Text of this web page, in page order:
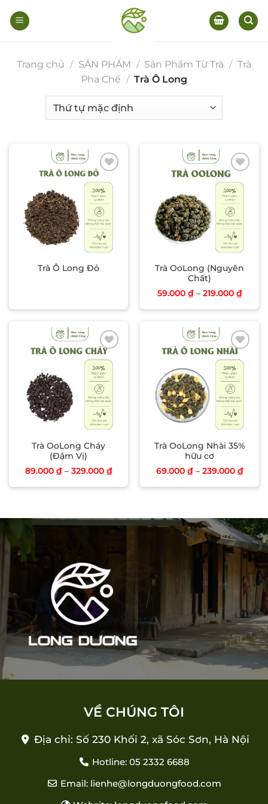
qua
Trang chủ / SẢN PHẨM / Sản Phẩm Từ Trà / Trà
Pha Chế / Trà Ô Long
Add to wishlist
Trà Ô Long Đỏ
Add to wishlist
Trà OoLong (Nguyên
Chất)
59.000 ₫– 219.000 ₫
Add to wishlist
Trà OoLong Cháy
(Đậm Vị)
89.000 ₫– 329.000 ₫
Add to wishlist
Trà OoLong Nhài 35%
hữu cơ
69.000 ₫– 239.000 ₫
VỀ CHÚNG TÔI
Địa chỉ: Số 230 Khối 2, xã Sóc Sơn, Hà Nội
Hotline: 05 2332 6688
Email: lienhe@longduongfood.com